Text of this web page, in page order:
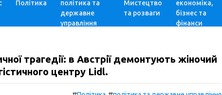
Політика
політика та
державне
управління
Мистецтво
та розваги
економіка,
бізнес та
фінанси
трагедії: в Австрії демонтують жіночий
центру Lidl.